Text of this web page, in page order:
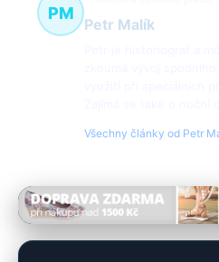
PM
Petr Malík
Všechny články od Petr